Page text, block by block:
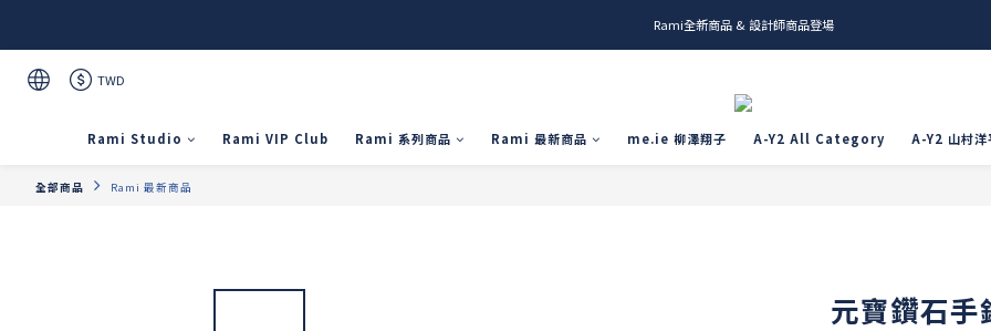
me.ie & A-Y2 新發售
Rami全新商品 & 設計師商品登場
TWD
Rami Studio Rami VIP Club Rami 系列商品 Rami 最新商品 me.ie 柳澤翔子 A-Y2 All Category A-Y2 山村洋
全部商品 Rami 最新商品
元寶鑽石手